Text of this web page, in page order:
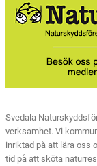
Svedala
verksamhet. Vi
inriktad på att lära oss
tid på att sköta